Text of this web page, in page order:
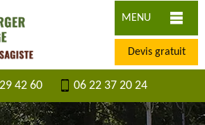
MENU
Devis gratuit
42 60 06 22 37 20 24